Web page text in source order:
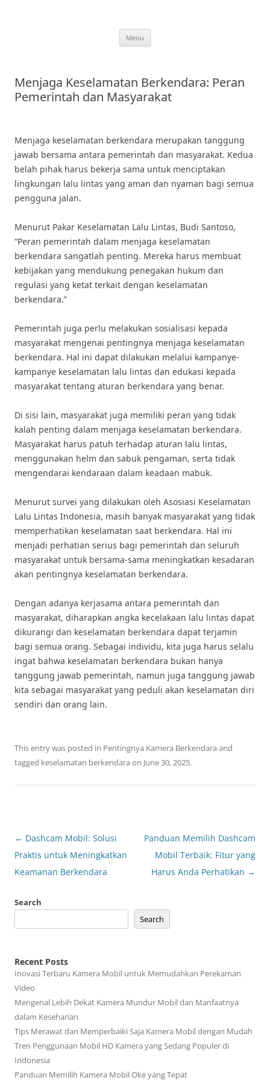
Menu
Menjaga Keselamatan Berkendara: Peran
Pemerintah dan Masyarakat
Menjaga keselamatan berkendara merupakan tanggung
jawab bersama antara pemerintah dan masyarakat. Kedua
belah pihak harus bekerja sama untuk menciptakan
lingkungan lalu lintas yang aman dan nyaman bagi semua
pengguna jalan.
Menurut Pakar Keselamatan Lalu Lintas, Budi Santoso,
“Peran pemerintah dalam menjaga keselamatan
berkendara sangatlah penting. Mereka harus membuat
kebijakan yang mendukung penegakan hukum dan
regulasi yang ketat terkait dengan keselamatan
berkendara.”
Pemerintah juga perlu melakukan sosialisasi kepada
masyarakat mengenai pentingnya menjaga keselamatan
berkendara. Hal ini dapat dilakukan melalui kampanye-
kampanye keselamatan lalu lintas dan edukasi kepada
masyarakat tentang aturan berkendara yang benar.
Di sisi lain, masyarakat juga memiliki peran yang tidak
kalah penting dalam menjaga keselamatan berkendara.
Masyarakat harus patuh terhadap aturan lalu lintas,
menggunakan helm dan sabuk pengaman, serta tidak
mengendarai kendaraan dalam keadaan mabuk.
Menurut survei yang dilakukan oleh Asosiasi Keselamatan
Lalu Lintas Indonesia, masih banyak masyarakat yang tidak
memperhatikan keselamatan saat berkendara. Hal ini
menjadi perhatian serius bagi pemerintah dan seluruh
masyarakat untuk bersama-sama meningkatkan kesadaran
akan pentingnya keselamatan berkendara.
Dengan adanya kerjasama antara pemerintah dan
masyarakat, diharapkan angka kecelakaan lalu lintas dapat
dikurangi dan keselamatan berkendara dapat terjamin
bagi semua orang. Sebagai individu, kita juga harus selalu
ingat bahwa keselamatan berkendara bukan hanya
tanggung jawab pemerintah, namun juga tanggung jawab
kita sebagai masyarakat yang peduli akan keselamatan diri
sendiri dan orang lain.
This entry was posted in Pentingnya Kamera Berkendara and
tagged keselamatan berkendara on June 30, 2025.
Post
navigation
← Dashcam Mobil: Solusi
Praktis untuk Meningkatkan
Keamanan Berkendara
Panduan Memilih Dashcam
Mobil Terbaik: Fitur yang
Harus Anda Perhatikan →
Search
Search
Recent Posts
Inovasi Terbaru Kamera Mobil untuk Memudahkan Perekaman
Video
Mengenal Lebih Dekat Kamera Mundur Mobil dan Manfaatnya
dalam Keseharian
Tips Merawat dan Memperbaiki Saja Kamera Mobil dengan Mudah
Tren Penggunaan Mobil HD Kamera yang Sedang Populer di
Indonesia
Panduan Memilih Kamera Mobil Oke yang Tepat